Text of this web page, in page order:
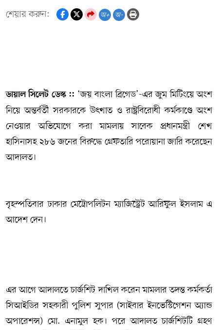
শেয়ার করুন: অ+ অ-
ডায়াল সিলেট ডেস্ক :: ‘জয় বাংলা ব্রিগেড’-এর জুম মিটিংয়ে অংশ
নিয়ে অন্তর্বর্তী সরকারকে উৎখাত ও রাষ্ট্রবিরোধী কর্মকাণ্ডে অংশ
নেওয়ার অভিযোগে করা মামলায় সাবেক প্রধানমন্ত্রী শেখ
হাসিনাসহ ২৮৬ জনের বিরুদ্ধে গ্রেফতারি পরোয়ানা জারি করেছেন
আদালত।
বৃহস্পতিবার ঢাকার মেট্রোপলিটন ম্যাজিস্ট্রেট আরিফুল ইসলাম এ
আদেশ দেন।
এর আগে আদালতে চার্জশিট দাখিল করেন মামলার তদন্ত কর্মকর্তা
সিআইডির সহকারী পুলিশ সুপার (সাইবার ইনভেস্টিগেশন অ্যান্ড
অপারেশন্স) মো. এনামুল হক। পরে আদালত চার্জশিটটি গ্রহণ
ডায়ালসিলেট যাত্রা
ABOUT US
DIAL SYLHET